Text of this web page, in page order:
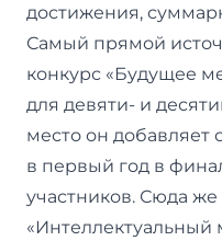
достижения,
Самый прямой
конкурс «Будущее
для девяти- и
место он добавляет
в первый год в
участников. Сюда
«Интеллектуальный